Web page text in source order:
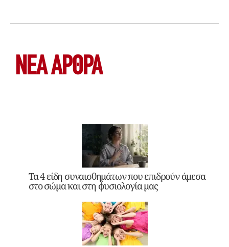
ΝΕΑ ΆΡΘΡΑ
Τα 4 είδη συναισθημάτων που επιδρούν άμεσα
στο σώμα και στη φυσιολογία μας